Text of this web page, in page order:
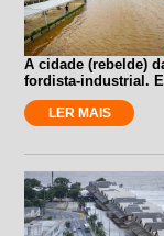
A cidade (rebelde)
fordista-industrial.
LER MAIS